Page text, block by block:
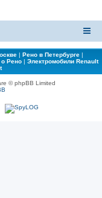
| Рено в Петербурге |
о Рено| Электромобили Renault
© phpBB Limited